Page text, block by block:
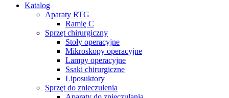
Katalog
Aparaty RTG
Ramię C
Sprzęt chirurgiczny
Stoły operacyjne
Mikroskopy operacyjne
Lampy operacyjne
Ssaki chirurgiczne
Liposuktory
Sprzęt do znieczulenia